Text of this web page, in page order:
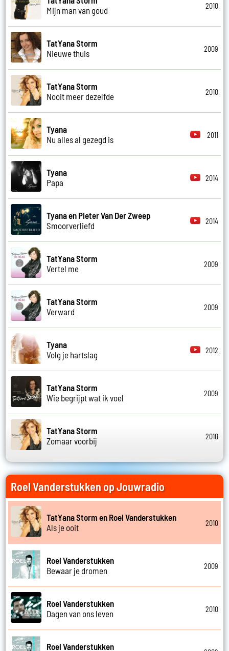
Mijn man van goud
2010
TatYana Storm
Nieuwe thuis
2009
TatYana Storm
Nooit meer dezelfde
2010
Tyana
Nu alles al gezegd is
2011
Tyana
Papa
2014
Tyana en Pieter Van Der Zweep
Smoorverliefd
2014
TatYana Storm
Vertel me
2009
TatYana Storm
Verward
2009
Tyana
Volg je hartslag
2012
TatYana Storm
Wie begrijpt wat ik voel
2009
TatYana Storm
Zomaar voorbij
2010
Roel Vanderstukken op Jouwradio
TatYana Storm en Roel Vanderstukken
Als je ooit
2010
Roel Vanderstukken
Bewaar je dromen
2009
Roel Vanderstukken
Dagen van ons leven
2010
Roel Vanderstukken